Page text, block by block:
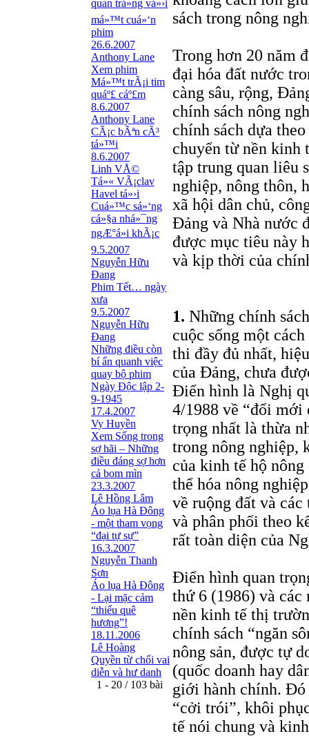
quan trá»ng vá»›i
má»™t cuá»‘n
phim
26.6.2007
Anthony Lane
Xem phim
Má»™t trÃ¡i tim
quáº£ cáº£m
8.6.2007
Anthony Lane
CÃ¡c bÃªn cÃ³
tá»™i
8.6.2007
Linh VÅ©
Tá»« VÃ¡clav
Havel tá»›i
Cuá»™c sá»‘ng
cá»§a nhá»¯ng
ngÆ°á»i khÃ¡c
9.5.2007
Nguyễn Hữu
Đang
Phim Tết… ngày
xưa
9.5.2007
Nguyễn Hữu
Đang
Những điều còn
bí ẩn quanh việc
quay bộ phim
Ngày Độc lập 2-
9-1945
17.4.2007
Vy Huyền
Xem Sống trong
sợ hãi – Những
điều đáng sợ hơn
cả bom mìn
23.3.2007
Lê Hồng Lâm
Áo lụa Hà Đông
- một tham vọng
“đại tự sự”
16.3.2007
Nguyễn Thanh
Sơn
Áo lụa Hà Ðông
- Lại mặc cảm
“thiếu quê
hương”!
18.11.2006
Lê Hoàng
Quyền từ chối vai
diễn và hư danh
1 - 20 / 103 bài
sách trong nông
Trong hơn 20 năm
đại hóa đất nước
càng sâu, rộng,
chính sách nông
chính sách dựa
chuyển từ nền kinh
tập trung quan liêu
nghiệp, nông thôn,
xã hội dân chủ,
Đảng và Nhà nước
được mục tiêu này
và kịp thời của
1. Những chính
cuộc sống một
thi đầy đủ nhất,
của Đảng, chưa
Điển hình là Nghị
4/1988 về “đổi mới
trọng nhất là thừa
trong nông nghiệp,
của kinh tế hộ
thể hóa nông
về ruộng đất và
và phân phối theo
rất toàn diện của
Điển hình quan
thứ 6 (1986) và các
nền kinh tế thị
chính sách “ngăn
nông sản, được tự
(quốc doanh hay
giới hành chính. Đó
“cởi trói”, khôi
tế nói chung và